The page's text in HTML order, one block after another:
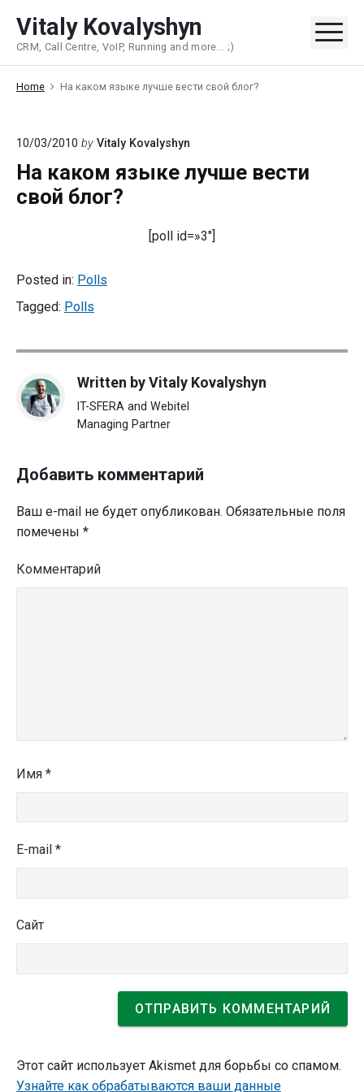
content
Vitaly Kovalyshyn
CRM, Call Centre, VoIP, Running and more... ;)
Home На каком языке лучше вести свой блог?
10/03/2010 by Vitaly Kovalyshyn
На каком языке лучше вести
свой блог?
[poll id=»3″]
Posted in: Polls
Tagged: Polls
Written byVitaly Kovalyshyn
IT-SFERA and Webitel
Managing Partner
Добавить комментарий
Ваш e-mail не будет опубликован. Обязательные поля
помечены *
Комментарий
Имя *
E-mail *
Сайт
Этот сайт использует Akismet для борьбы со спамом.
Узнайте как обрабатываются ваши данные